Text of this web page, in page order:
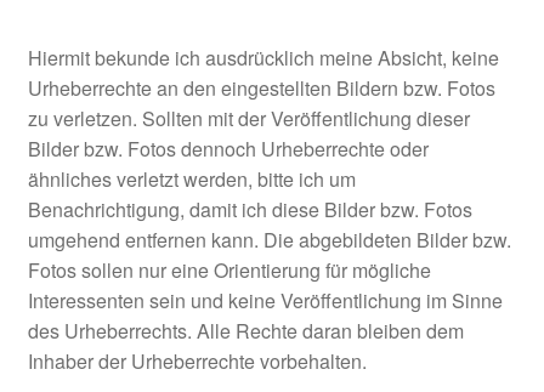
Hiermit bekunde ich ausdrücklich meine Absicht, keine
Urheberrechte an den eingestellten Bildern bzw. Fotos
zu verletzen. Sollten mit der Veröffentlichung dieser
Bilder bzw. Fotos dennoch Urheberrechte oder
ähnliches verletzt werden, bitte ich um
Benachrichtigung, damit ich diese Bilder bzw. Fotos
umgehend entfernen kann. Die abgebildeten Bilder bzw.
Fotos sollen nur eine Orientierung für mögliche
Interessenten sein und keine Veröffentlichung im Sinne
des Urheberrechts. Alle Rechte daran bleiben dem
Inhaber der Urheberrechte vorbehalten.